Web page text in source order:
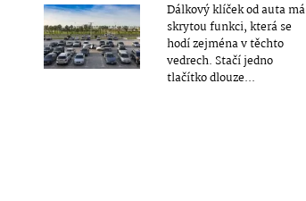
Dálkový klíček od auta má
skrytou funkci, která se
hodí zejména v těchto
vedrech. Stačí jedno
tlačítko dlouze...